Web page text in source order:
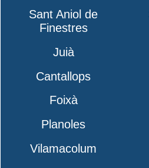
Sant Aniol de
Finestres
Juià
Cantallops
Foixà
Planoles
Vilamacolum